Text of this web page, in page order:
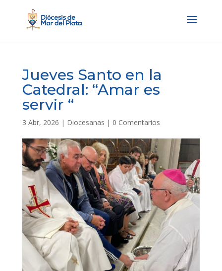
Jueves Santo en la
Catedral: “Amar es
servir “
3 Abr, 2026 | Diocesanas | 0 Comentarios